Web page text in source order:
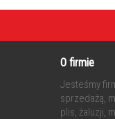
O firmie
Jesteśmy
sprzedażą,
plis, żaluzji,